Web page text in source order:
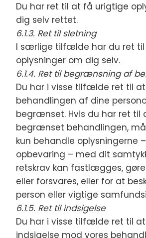
Du har ret til at få urigtige
dig selv rettet.
6.1.3. Ret til sletning
I særlige tilfælde har du ret
oplysninger om dig selv.
6.1.4. Ret til begrænsning af
Du har i visse tilfælde ret til
behandlingen af dine
begrænset. Hvis du har ret til
begrænset behandlingen,
kun behandle oplysningerne
opbevaring – med dit
retskrav kan fastlægges,
eller forsvares, eller for at
person eller vigtige
6.1.5. Ret til indsigelse
Du har i visse tilfælde ret til
indsigelse mod vores